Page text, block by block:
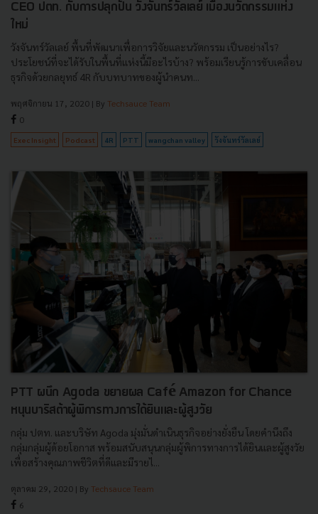
CEO ปตท. กับการปลุกปั้น วังจันทร์วัลเลย์ เมืองนวัตกรรมแห่ง
ใหม่
วังจันทร์วัลเลย์ พื้นที่พัฒนาเพื่อการวิจัยและนวัตกรรม เป็นอย่างไร?
ประโยชน์ที่จะได้รับในพื้นที่แห่งนี้มีอะไรบ้าง? พร้อมเรียนรู้การขับเคลื่อน
ธุรกิจด้วยกลยุทธ์ 4R กับบทบาทของผู้นำคนท...
พฤศจิกายน 17, 2020 | By Techsauce Team
0
Exec Insight Podcast 4R PTT wangchan valley วังจันทร์วัลเลย์
PTT ผนึก Agoda ขยายผล Café Amazon for Chance
หนุนบาริสต้าผู้พิการทางการได้ยินและผู้สูงวัย
กลุ่ม ปตท. และบริษัท Agoda มุ่งมั่นดำเนินธุรกิจอย่างยั่งยืน โดยคำนึงถึง
กลุ่มกลุ่มผู้ด้อยโอกาส พร้อมสนับสนุนกลุ่มผู้พิการทางการได้ยินและผู้สูงวัย
เพื่อสร้างคุณภาพชีวิตที่ดีและมีรายไ...
ตุลาคม 29, 2020 | By Techsauce Team
6